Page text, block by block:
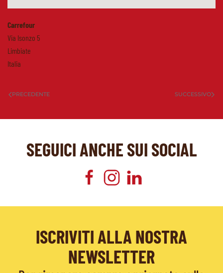
Carrefour
Via Isonzo 5
Limbiate
Italia
PRECEDENTE SUCCESSIVO
SEGUICI ANCHE SUI SOCIAL
ISCRIVITI ALLA NOSTRA
NEWSLETTER